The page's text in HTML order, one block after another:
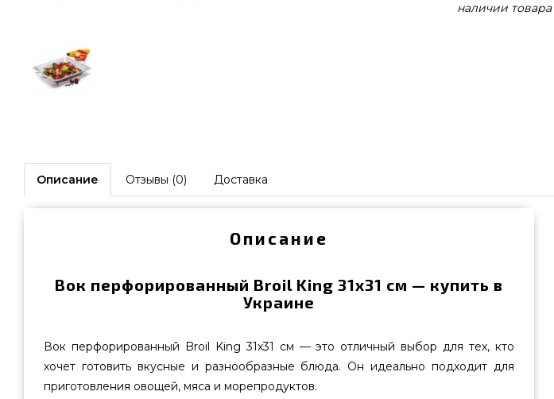
наличии
Описание Отзывы (0) Доставка
Описание
Вок перфорированный Broil King 31х31 см — купить в
Украине
Вок перфорированный Broil King 31х31 см — это отличный выбор для тех, кто
хочет готовить вкусные и разнообразные блюда. Он идеально подходит для
приготовления овощей, мяса и морепродуктов.